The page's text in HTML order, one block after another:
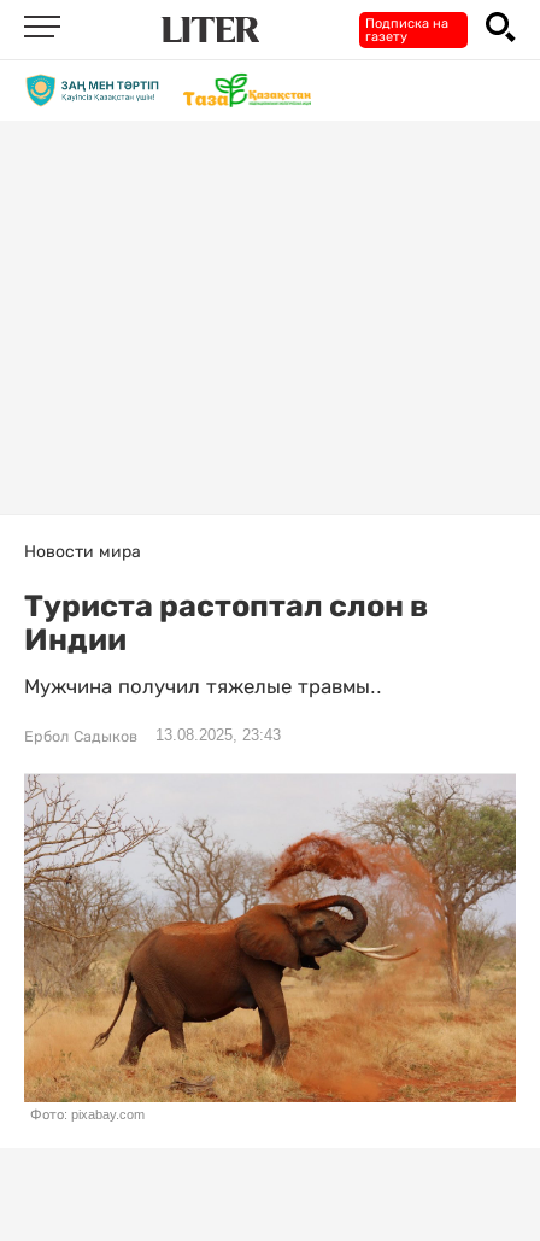
Подписка на
газету
Новости мира
Туриста растоптал слон в
Индии
Мужчина получил тяжелые травмы..
Ербол Садыков 13.08.2025, 23:43
Фото: pixabay.com